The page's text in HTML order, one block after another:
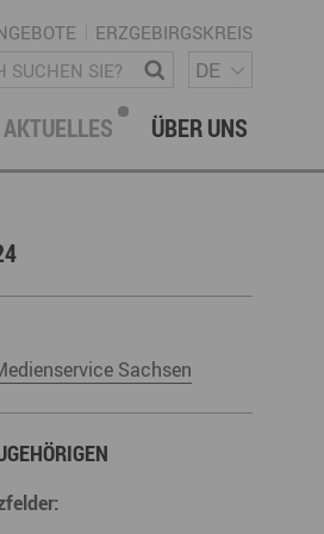
ERZGEBIRGSKREIS
Sie? DE
AKTUELLES ÜBER UNS
Sachsen